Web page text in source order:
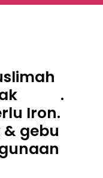
.
Iron.
gebu